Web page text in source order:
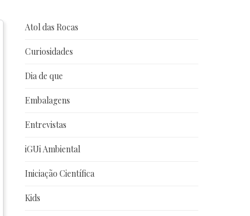
Atol das Rocas
Curiosidades
Dia de que
Embalagens
Entrevistas
iGUi Ambiental
Iniciação Científica
Kids